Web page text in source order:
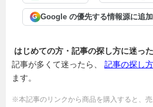
G Google の優先する情報源に追加
はじめての方・記事の探し方に迷っ
記事が多くて迷ったら、 記事の探し
ます。
※本記事のリンクから商品を購入すると、